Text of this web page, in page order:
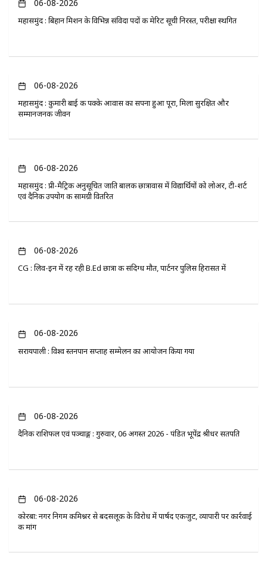
06-08-2026
महासमुंद : बिहान मिशन के विभिन्न संविदा पदों की मेरिट सूची निरस्त, परीक्षा स्थगित
06-08-2026
महासमुंद : कुमारी बाई की पक्के आवास का सपना हुआ पूरा, मिला सुरक्षित और
सम्मानजनक जीवन
06-08-2026
महासमुंद : प्री-मैट्रिक अनुसूचित जाति बालक छात्रावास में विद्यार्थियों को लोअर, टी-शर्ट
एवं दैनिक उपयोग की सामग्री वितरित
06-08-2026
CG : लिव-इन में रह रही B.Ed छात्रा की संदिग्ध मौत, पार्टनर पुलिस हिरासत में
06-08-2026
सरायपाली : विश्व स्तनपान सप्ताह सम्मेलन का आयोजन किया गया
06-08-2026
दैनिक राशिफल एवं पञ्चाङ्ग : गुरुवार, 06 अगस्त 2026 - पंडित भूपेंद्र श्रीधर सतपति
06-08-2026
कोरबा: नगर निगम कमिश्नर से बदसलूकी के विरोध में पार्षद एकजुट, व्यापारी पर कार्रवाई
की मांग